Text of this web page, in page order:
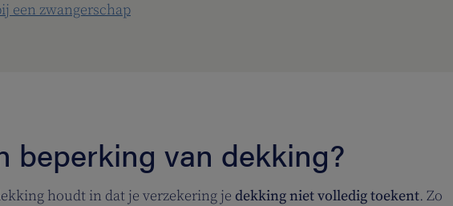
een zwangerschap
beperking van dekking?
houdt in dat je verzekering je dekking niet volledig toekent. Zo